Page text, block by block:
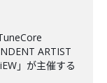
ARTIST
」が主催する